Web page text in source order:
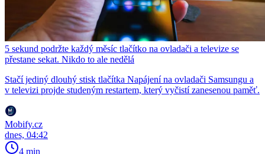
5 sekund podržte každý měsíc tlačítko na ovladači a televize se
přestane sekat. Nikdo to ale nedělá
Stačí jediný dlouhý stisk tlačítka Napájení na ovladači Samsungu a
v televizi projde studeným restartem, který vyčistí zanesenou paměť.
Mobify.cz
dnes, 04:42
4 min